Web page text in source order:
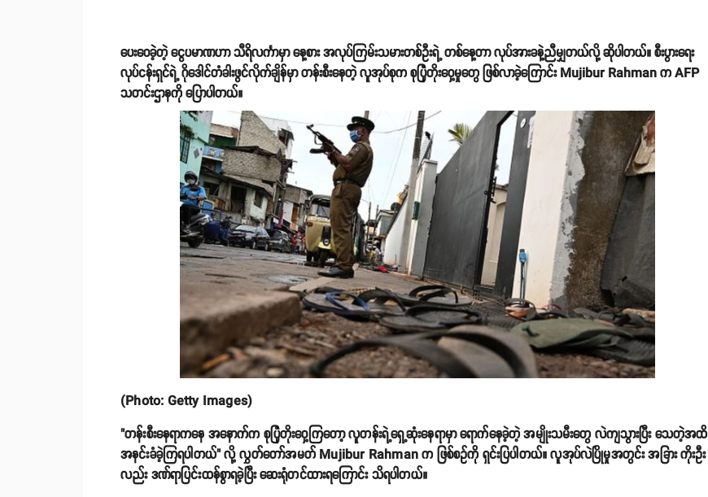
ပေးဝေခဲ့တဲ့ ငွေပမာဏဟာ သီရိလင်္ကာမှာ နေ့စား အလုပ်ကြမ်းသမားတစ်ဦးရဲ့ တစ်နေ့တာ လုပ်အားခနဲ့ညီမျှတယ်လို့ ဆိုပါတယ်။ စီးပွားရေး
လုပ်ငန်းရှင်ရဲ့ ဂိုဒေါင်တံခါးဖွင်လိုက်ချိန်မှာ တန်းစီးနေတဲ့ လူအုပ်စုက စုပြုံတိုးဝှေ့မှုတွေ ဖြစ်လာခဲ့ကြောင်း Mujibur Rahman က AFP
သတင်းဌာနကို ပြောပါတယ်။
(Photo: Getty Images)
"တန်းစီးနေရာကနေ အနောက်က စုပြုံတိုးဝှေ့ကြတော့ လူတန်းရဲ့ရှေ့ဆုံးနေရာမှာ ရောက်နေခဲ့တဲ့ အမျိုးသမီးတွေ လဲကျသွားပြီး သေတဲ့အထိ
အနင်းခံခဲ့ကြရပါတယ်" လို့ လွှတ်တော်အမတ် Mujibur Rahman က ဖြစ်စဥ်ကို ရှင်းပြပါတယ်။ လူအုပ်လဲပြိုမှုအတွင်း အခြား ကိုးဦး
လည်း ဒဏ်ရာပြင်းထန်စွာရခဲ့ပြီး ဆေးရုံတင်ထားရကြောင်း သိရပါတယ်။